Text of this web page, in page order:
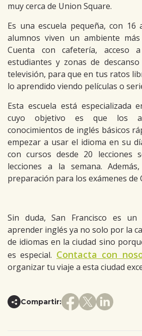
muy cerca de Union Square.
Es una escuela pequeña, con 16
alumnos viven un ambiente
Cuenta con cafetería, acceso
estudiantes y zonas de
televisión, para que en tus ratos
lo aprendido viendo películas o
Esta escuela está especializada
cuyo objetivo es que los
conocimientos de inglés básicos
empezar a usar el idioma en su
con cursos desde 20 lecciones
lecciones a la semana.
preparación para los exámenes de
Sin duda, San Francisco es
aprender inglés ya no solo por la
de idiomas en la ciudad sino
es especial. Contacta con
organizar tu viaje a esta ciudad
Compartir: